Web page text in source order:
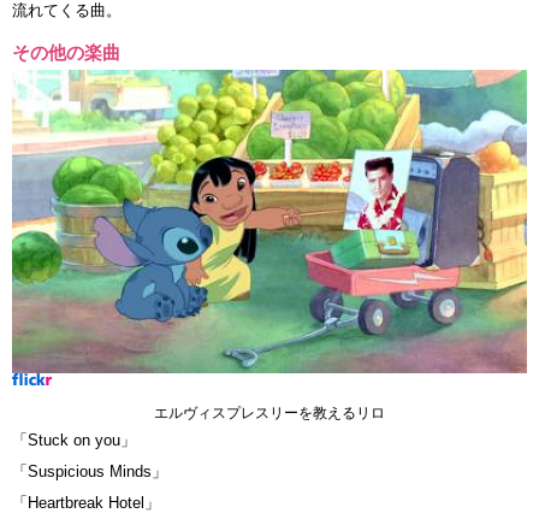
流れてくる曲。
その他の楽曲
エルヴィスプレスリーを教えるリロ
「Stuck on you」
「Suspicious Minds」
「Heartbreak Hotel」